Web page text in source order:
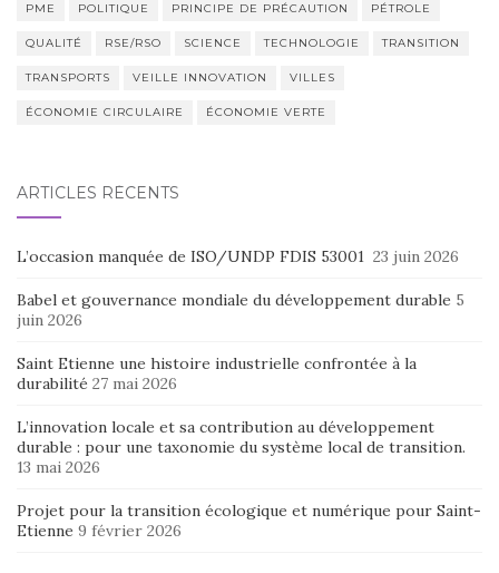
PME POLITIQUE PRINCIPE DE PRÉCAUTION PÉTROLE
QUALITÉ RSE/RSO SCIENCE TECHNOLOGIE TRANSITION
TRANSPORTS VEILLE INNOVATION VILLES
ÉCONOMIE CIRCULAIRE ÉCONOMIE VERTE
ARTICLES RÉCENTS
L’occasion manquée de ISO/UNDP FDIS 53001 23 juin 2026
Babel et gouvernance mondiale du développement durable 5
juin 2026
Saint Etienne une histoire industrielle confrontée à la
durabilité 27 mai 2026
L’innovation locale et sa contribution au développement
durable : pour une taxonomie du système local de transition.
13 mai 2026
Projet pour la transition écologique et numérique pour Saint-
Etienne 9 février 2026